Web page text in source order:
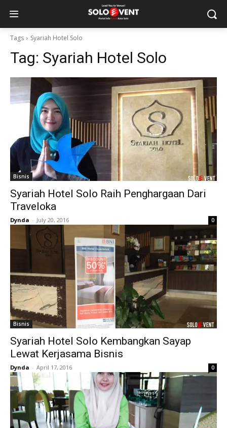
Tags Syariah Hotel Solo
Tag: Syariah Hotel Solo
Bisnis
Syariah Hotel Solo Raih Penghargaan Dari
Traveloka
Dynda - July 20, 2016 0
Bisnis
Syariah Hotel Solo Kembangkan Sayap
Lewat Kerjasama Bisnis
Dynda - April 17, 2016 0